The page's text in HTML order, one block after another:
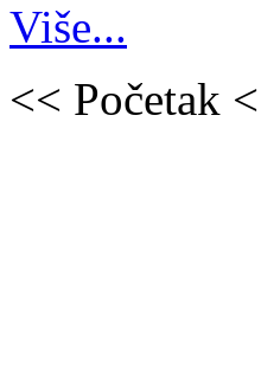
Više...
<< Početak <